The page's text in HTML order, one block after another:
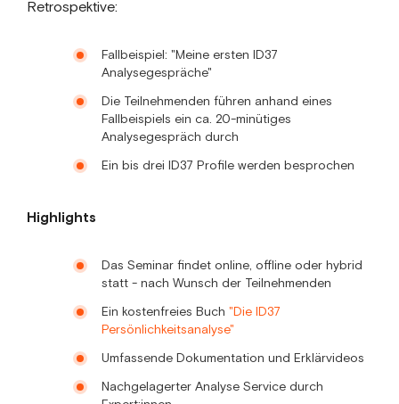
Retrospektive:
Fallbeispiel: "Meine ersten ID37
Analysegespräche"
Die Teilnehmenden führen anhand eines
Fallbeispiels ein ca. 20-minütiges
Analysegespräch durch
Ein bis drei ID37 Profile werden besprochen
Highlights
Das Seminar findet online, offline oder hybrid
statt - nach Wunsch der Teilnehmenden
Ein kostenfreies Buch "Die ID37
Persönlichkeitsanalyse"
Umfassende Dokumentation und Erklärvideos
Nachgelagerter Analyse Service durch